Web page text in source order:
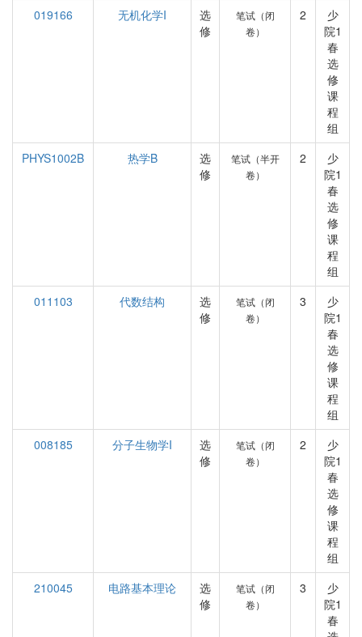
019166
无机化学I
选
修
笔试（闭
卷）
2
少
院1
春
选
修
课
程
组
PHYS1002B
热学B
选
修
笔试（半开
卷）
2
少
院1
春
选
修
课
程
组
011103
代数结构
选
修
笔试（闭
卷）
3
少
院1
春
选
修
课
程
组
008185
分子生物学I
选
修
笔试（闭
卷）
2
少
院1
春
选
修
课
程
组
210045
电路基本理论
选
修
笔试（闭
卷）
3
少
院1
春